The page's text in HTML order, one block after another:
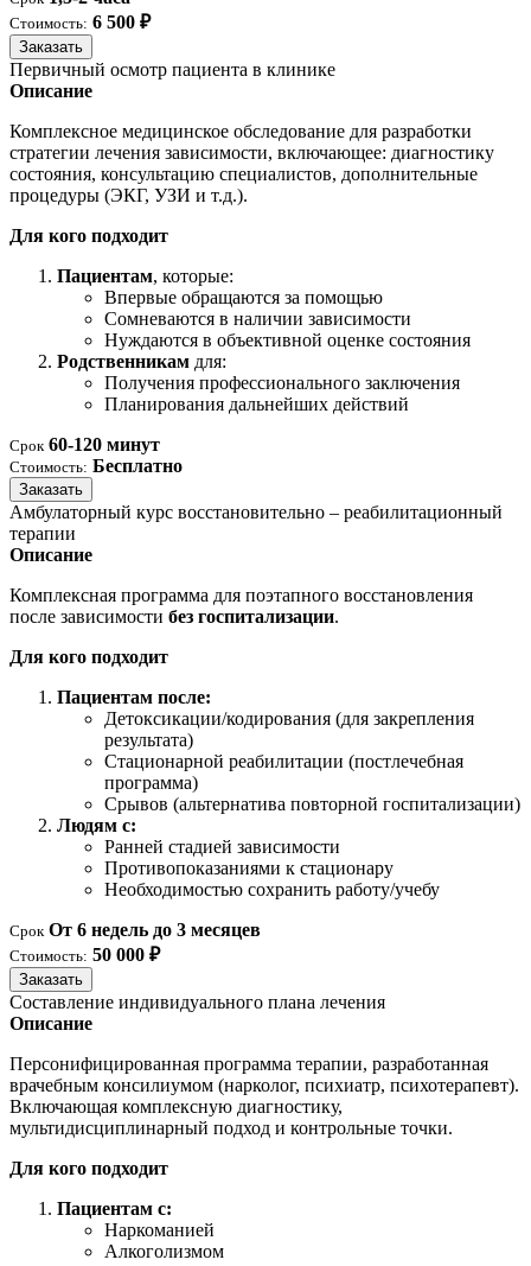
Стоимость: 6 500 ₽
Заказать
Первичный осмотр пациента в клинике
Описание
Комплексное медицинское обследование для разработки
стратегии лечения зависимости, включающее: диагностику
состояния, консультацию специалистов, дополнительные
процедуры (ЭКГ, УЗИ и т.д.).
Для кого подходит
Пациентам, которые:
Впервые обращаются за помощью
Сомневаются в наличии зависимости
Нуждаются в объективной оценке состояния
Родственникам для:
Получения профессионального заключения
Планирования дальнейших действий
Срок 60-120 минут
Стоимость: Бесплатно
Заказать
Амбулаторный курс восстановительно – реабилитационный
терапии
Описание
Комплексная программа для поэтапного восстановления
после зависимости без госпитализации.
Для кого подходит
Пациентам после:
Детоксикации/кодирования (для закрепления
результата)
Стационарной реабилитации (постлечебная
программа)
Срывов (альтернатива повторной госпитализации)
Людям с:
Ранней стадией зависимости
Противопоказаниями к стационару
Необходимостью сохранить работу/учебу
Срок От 6 недель до 3 месяцев
Стоимость: 50 000 ₽
Заказать
Составление индивидуального плана лечения
Описание
Персонифицированная программа терапии, разработанная
врачебным консилиумом (нарколог, психиатр, психотерапевт).
Включающая комплексную диагностику,
мультидисциплинарный подход и контрольные точки.
Для кого подходит
Пациентам с:
Наркоманией
Алкоголизмом